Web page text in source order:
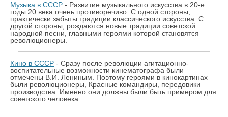
Музыка в СССР - Развитие музыкального искусства в 20-е
годы 20 века очень противоречиво. С одной стороны,
практически забыты традиции классического искусства. С
другой стороны, рождаются новые традиции советской
народной песни, главными героями которой становятся
революционеры.
Кино в СССР - Сразу после революции агитационно-
воспитательные возможности кинематографа были
отмечены В.И. Лениным. Поэтому героями в кинокартинах
были революционеры, Красные командиры, передовики
производства. Именно они должны были быть примером для
советского человека.